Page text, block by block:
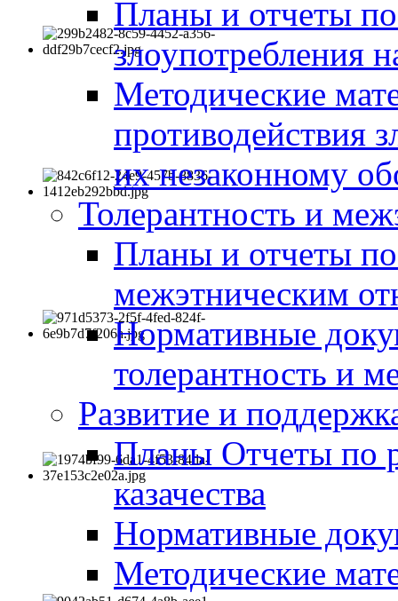
Планы и отчеты
злоупотребления
Методические
противодействия
их незаконному
Толерантность и
Планы и отчеты
межэтническим
Нормативные
толерантность и
Развитие и
Планы Отчеты по
казачества
Нормативные
Методические